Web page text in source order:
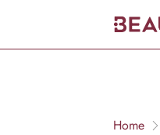
Home